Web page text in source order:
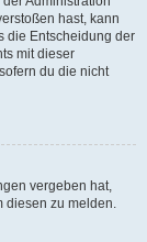
hast, kann
die Entscheidung der
mit dieser
du die nicht
vergeben hat,
diesen zu melden.